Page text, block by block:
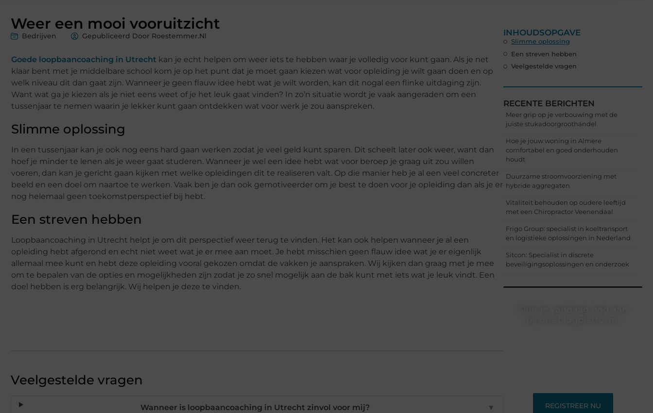
Weer een mooi vooruitzicht
Bedrijven Gepubliceerd Door Roestemmer.nl
Goede loopbaancoaching in Utrecht kan je echt helpen om weer iets te hebben waar je volledig voor kunt gaan. Als je net
klaar bent met je middelbare school kom je op het punt dat je moet gaan kiezen wat voor opleiding je wilt gaan doen en op
welk niveau dit dan gaat zijn. Wanneer je geen flauw idee hebt wat je wilt worden, kan dit nogal een flinke uitdaging zijn.
Want wat ga je kiezen als je niet eens weet of je het leuk gaat vinden? In zo’n situatie wordt je vaak aangeraden om een
tussenjaar te nemen waarin je lekker kunt gaan ontdekken wat voor werk je zou aanspreken.
Slimme oplossing
In een tussenjaar kan je ook nog eens hard gaan werken zodat je veel geld kunt sparen. Dit scheelt later ook weer, want dan
hoef je minder te lenen als je weer gaat studeren. Wanneer je wel een idee hebt wat voor beroep je graag uit zou willen
voeren, dan kan je gericht gaan kijken met welke opleidingen dit te realiseren valt. Op die manier heb je al een veel concreter
beeld en een doel om naartoe te werken. Vaak ben je dan ook gemotiveerder om je best te doen voor je opleiding dan als je er
nog helemaal geen toekomstperspectief bij hebt.
Een streven hebben
Loopbaancoaching in Utrecht helpt je om dit perspectief weer terug te vinden. Het kan ook helpen wanneer je al een
opleiding hebt afgerond en echt niet weet wat je er mee aan moet. Je hebt misschien geen flauw idee wat je er eigenlijk
allemaal mee kunt en hebt deze opleiding vooral gekozen omdat de vakken je aanspraken. Wij kijken dan graag met je mee
om te bepalen van de opties en mogelijkheden zijn zodat je zo snel mogelijk aan de bak kunt met iets wat je leuk vindt. Een
doel hebben is erg belangrijk. Wij helpen je deze te vinden.
Veelgestelde vragen
Wanneer is loopbaancoaching in Utrecht zinvol voor mij? ▼
INHOUDSOPGAVE
Slimme oplossing
Een streven hebben
Veelgestelde vragen
RECENTE BERICHTEN
Meer grip op je verbouwing met de
juiste stukadoorgroothandel
Hoe je jouw woning in Almere
comfortabel en goed onderhouden
houdt
Duurzame stroomvoorziening met
hybride aggregaten
Vitaliteit behouden op oudere leeftijd
met een Chiropractor Veenendaal
Frigo Group: specialist in koeltransport
en logistieke oplossingen in Nederland
Sitcon: Specialist in discrete
beveiligingsoplossingen en onderzoek
REGISTREER NU